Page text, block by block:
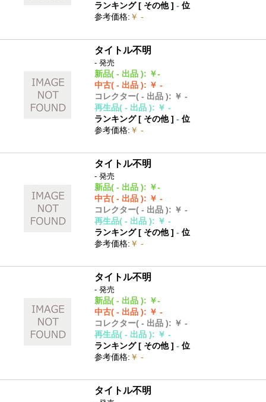
ランキング [ その他]- 位
参考価格: ￥ -
タイトル不明
- 発売
新品( - 出品 ): ￥-
中古( - 出品 ): ￥ -
コレクター( - 出品 ): ￥ -
再生品( - 出品 ): ￥ -
ランキング [ その他]- 位
参考価格: ￥ -
タイトル不明
- 発売
新品( - 出品 ): ￥-
中古( - 出品 ): ￥ -
コレクター( - 出品 ): ￥ -
再生品( - 出品 ): ￥ -
ランキング [ その他]- 位
参考価格: ￥ -
タイトル不明
- 発売
新品( - 出品 ): ￥-
中古( - 出品 ): ￥ -
コレクター( - 出品 ): ￥ -
再生品( - 出品 ): ￥ -
ランキング [ その他]- 位
参考価格: ￥ -
タイトル不明